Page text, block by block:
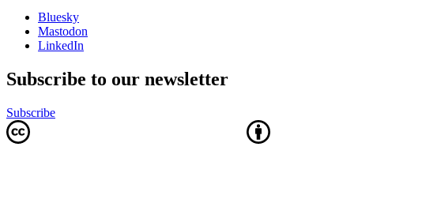
Bluesky
Mastodon
LinkedIn
Subscribe to our newsletter
Subscribe